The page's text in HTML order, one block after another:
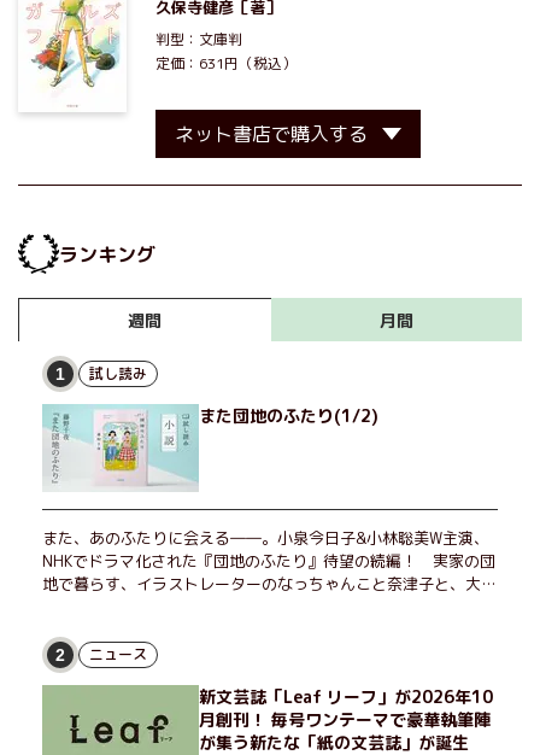
久保寺健彦 ［著］
判型：文庫判
定価：631円（税込）
ネット書店で購入する
ランキング
週間 月間
1 試し読み
また団地のふたり(1/2)
また、あのふたりに会える――。小泉今日子&小林聡美W主演、
NHKでドラマ化された『団地のふたり』待望の続編！ 実家の団
地で暮らす、イラストレーターのなっちゃんこと奈津子と、大学
げたり、部屋でふたりだけの「台湾映画祭」を催したり。50代
独身、幼なじみの変わらぬ友情とささやかな幸せの日々を描く。
2 ニュース
新文芸誌「Leaf リーフ」が2026年10
月創刊！ 毎号ワンテーマで豪華執筆陣
が集う新たな「紙の文芸誌」が誕生